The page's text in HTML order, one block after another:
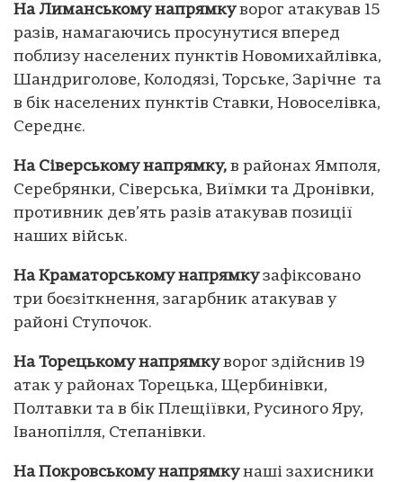
На Лиманському напрямкуворог атакував 15
разів, намагаючись просунутися вперед
поблизу населених пунктів Новомихайлівка,
Шандриголове, Колодязі, Торське, Зарічне та
в бік населених пунктів Ставки, Новоселівка,
Середнє.
На Сіверському напрямку, в районах Ямполя,
Серебрянки, Сіверська, Виїмки та Дронівки,
противник дев’ять разів атакував позиції
наших військ.
На Краматорському напрямкузафіксовано
три боєзіткнення, загарбник атакував у
районі Ступочок.
На Торецькому напрямкуворог здійснив 19
атак у районах Торецька, Щербинівки,
Полтавки та в бік Плещіївки, Русиного Яру,
Іванопілля, Степанівки.
На Покровському напрямкунаші захисники